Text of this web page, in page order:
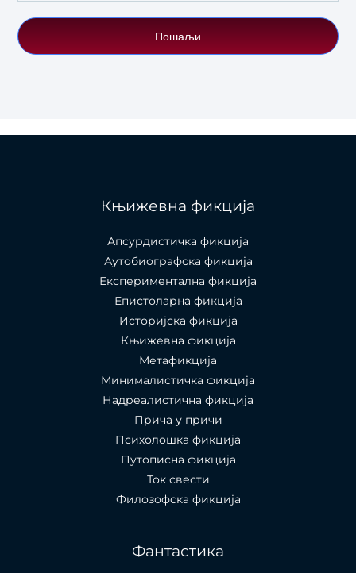
Пошаљи
Књижевна фикција
Апсурдистичка фикција
Аутобиографска фикција
Експериментална фикција
Епистоларна фикција
Историјска фикција
Књижевна фикција
Метафикција
Минималистичка фикција
Надреалистична фикција
Прича у причи
Психолошкa фикција
Путописна фикција
Ток свести
Филозофска фикција
Фантастика